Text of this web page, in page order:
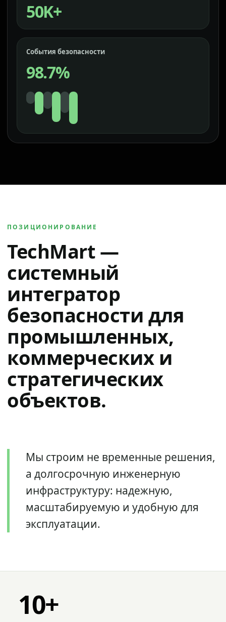
50K+
События безопасности
98.7%
ПОЗИЦИОНИРОВАНИЕ
TechMart —
системный
интегратор
безопасности для
промышленных,
коммерческих и
стратегических
объектов.
Мы строим не временные решения,
а долгосрочную инженерную
инфраструктуру: надежную,
масштабируемую и удобную для
эксплуатации.
10+